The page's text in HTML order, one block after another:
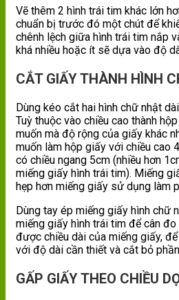
Vẽ thêm 2 hình trái tim khác lớn
chuẩn bị trước đó một chút để
chênh lệch giữa hình trái tim nắp
khá nhiều hoặc ít sẽ dựa vào độ
CẮT GIẤY THÀNH HÌNH
Dùng kéo cắt hai hình chữ nhật
Tuỳ thuộc vào chiều cao thành
muốn mà độ rộng của giấy khác
muốn làm hộp giấy với chiều cao
có chiều ngang 5cm (nhiều hơn
miếng giấy hình trái tim). Miếng
hẹp hơn miếng giấy sử dụng làm
Dùng tay ép miếng giấy hình chữ
miếng giấy hình trái tim để cân
được chiều dài của miếng giấy,
với độ dài cần thiết và cắt bỏ
GẤP GIẤY THEO CHIỀU